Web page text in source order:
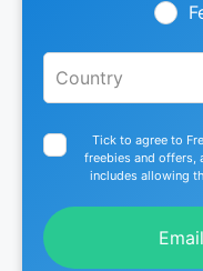
Tick to agree to
freebies and offers,
includes allowing